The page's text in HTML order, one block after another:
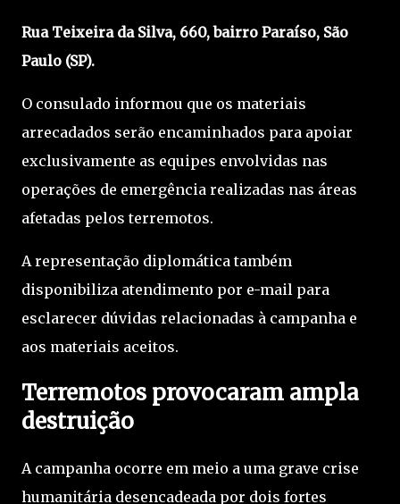
Rua Teixeira da Silva, 660, bairro Paraíso, São
Paulo (SP).
O consulado informou que os materiais
arrecadados serão encaminhados para apoiar
exclusivamente as equipes envolvidas nas
operações de emergência realizadas nas áreas
afetadas pelos terremotos.
A representação diplomática também
disponibiliza atendimento por e-mail para
esclarecer dúvidas relacionadas à campanha e
aos materiais aceitos.
Terremotos provocaram ampla
destruição
A campanha ocorre em meio a uma grave crise
humanitária desencadeada por dois fortes